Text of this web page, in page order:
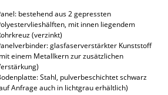
bestehend aus 2 gepressten
mit innen liegendem
(verzinkt)
glasfaserverstärkter Kunststoff
einem Metallkern zur zusätzlichen
Stahl, pulverbeschichtet schwarz
Anfrage auch in lichtgrau erhältlich)